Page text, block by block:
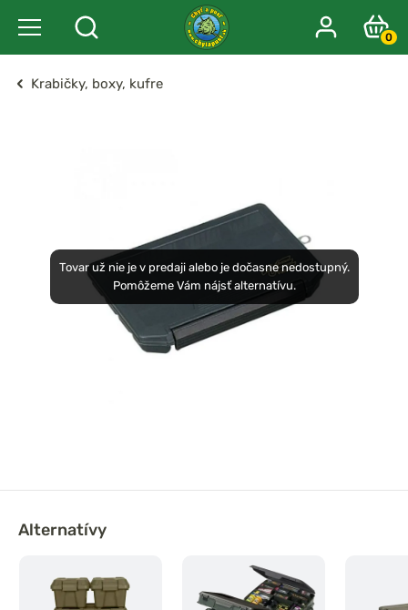
0
Krabičky, boxy, kufre
Tovar už nie je v predaji alebo je dočasne nedostupný.
Pomôžeme Vám nájsť alternatívu.
Alternatívy